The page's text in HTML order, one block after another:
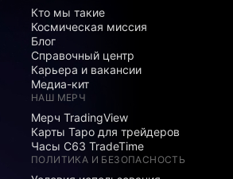
Кто мы такие
Космическая миссия
Блог
Справочный центр
Карьера и вакансии
Медиа-кит
НАШ МЕРЧ
Мерч TradingView
Карты Таро для трейдеров
Часы C63 TradeTime
ПОЛИТИКА И БЕЗОПАСНОСТЬ